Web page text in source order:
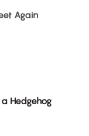
Again
a Hedgehog